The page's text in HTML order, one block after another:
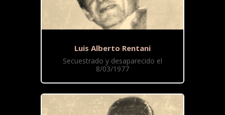
Luis Alberto Rentani
Secuestrado y desaparecido el
8/03/1977